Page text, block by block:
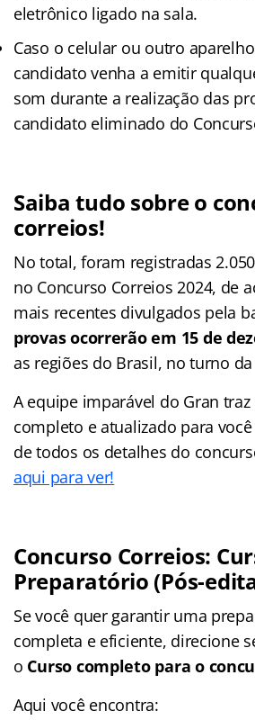
eletrônico ligado na sala.
Caso o celular ou outro
candidato venha a emitir
som durante a realização das
candidato eliminado do
Saiba tudo sobre o
correios!
No total, foram registradas
no Concurso Correios 2024, de
mais recentes divulgados pela
provas ocorrerão em 15 de
as regiões do Brasil, no turno
A equipe imparável do Gran
completo e atualizado para
de todos os detalhes do
aqui para ver!
Concurso Correios:
Preparatório (Pós-
Se você quer garantir uma
completa e eficiente, direcione
o Curso completo para o
Aqui você encontra: